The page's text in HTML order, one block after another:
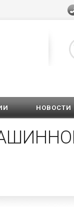
НОВОСТИ